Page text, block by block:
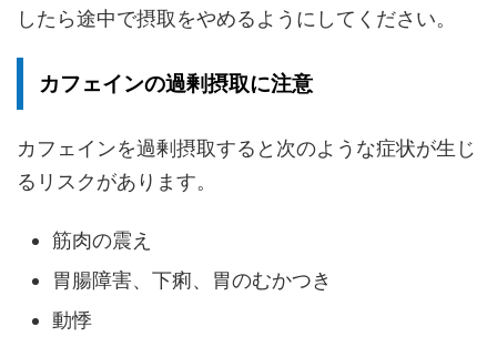
したら途中で摂取をやめるようにしてください。
カフェインの過剰摂取に注意
カフェインを過剰摂取すると次のような症状が生じ
るリスクがあります。
筋肉の震え
胃腸障害、下痢、胃のむかつき
動悸